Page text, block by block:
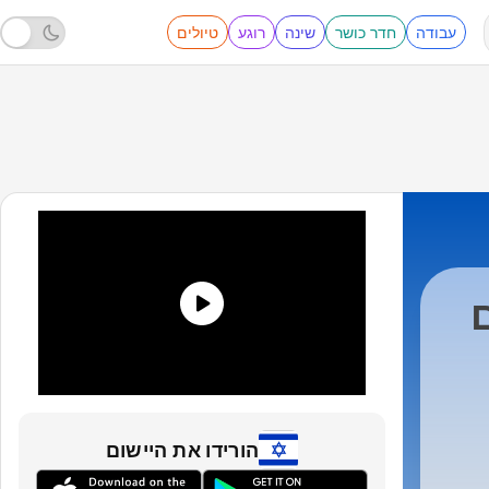
עבודה חדר כושר שינה רוגע טיולים
הורידו את היישום